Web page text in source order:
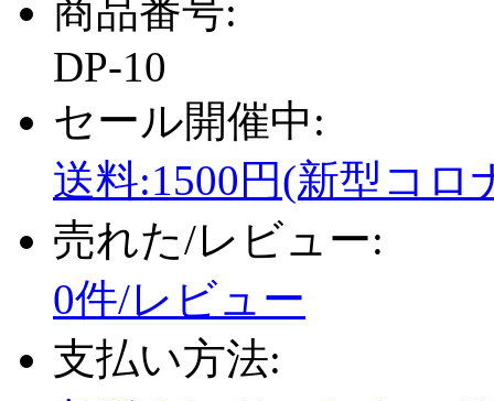
商品番号:
DP-10
セール開催中:
送料:1500円(新型コロ
売れた/レビュー:
0件/レビュー
支払い方法: